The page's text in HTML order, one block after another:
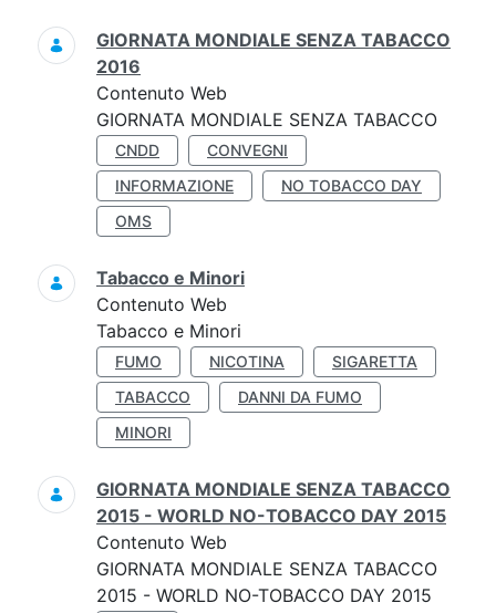
GIORNATA MONDIALE SENZA TABACCO
2016
Contenuto Web
GIORNATA MONDIALE SENZA TABACCO
CNDD
CONVEGNI
INFORMAZIONE
NO TOBACCO DAY
OMS
Tabacco e Minori
Contenuto Web
Tabacco e Minori
FUMO NICOTINA
SIGARETTA
TABACCO
DANNI DA FUMO
MINORI
GIORNATA MONDIALE SENZA TABACCO
2015 - WORLD NO-TOBACCO DAY 2015
Contenuto Web
GIORNATA MONDIALE SENZA TABACCO
2015 - WORLD NO-TOBACCO DAY 2015